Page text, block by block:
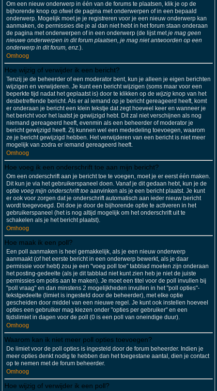
Om een nieuw onderwerp in één van de forums te plaatsen, klik je op de
bijhorende knop op ofwel de pagina met onderwerpen of in een bepaald
onderwerp. Mogelijk moet je je registreren voor je een nieuw onderwerp kan
aanmaken, de permissies die je al dan niet hebt in het forum staan onderaan
de pagina met onderwerpen of in een onderwerp (de lijst metje mag geen
nieuwe onderwerpen in dit forum plaatsen, je mag niet antwoorden op een
onderwerp in dit forum, enz.).
Omhoog
Hoe wijzig of verwijder ik een bericht?
Tenzij je de beheerder of een moderator bent, kun je alleen je eigen berichten
wijzigen en verwijderen. Je kunt een bericht wijzigen (soms maar voor een
beperkte tijd nadat het geplaatst is) door te klikken op de wijzig knop van het
desbetreffende bericht. Als er al iemand op je bericht gereageerd heeft, komt
er onderaan je bericht een klein tekstje dat zegt hoeveel keer en wanneer je
het bericht voor het laatst je gewijzigd hebt. Dit zal niet verschijnen als nog
niemand gereageerd heeft, evenmin als een beheerder of moderator je
bericht gewijzigd heeft. Zij kunnen wel een mededeling toevoegen, waarom
ze je bericht gewijzigd hebben. Het verwijderen van een bericht is niet meer
mogelijk van zodra er iemand gereageerd heeft.
Omhoog
Hoe voeg ik een onderschrift toe aan mijn bericht?
Om een onderschrift aan je bericht toe te voegen, moet je er eerst één maken.
Dit kun je via het gebruikerspaneel doen. Vanaf je dit gedaan hebt, kun je de
optie voeg mijn onderschrift toe aanvinken als je een bericht plaatst. Je kunt
er ook voor zorgen dat je onderschrift automatisch aan ieder nieuw bericht
wordt toegevoegd. Dit doe je door de bijhorende optie te activeren in het
gebruikerspaneel (het is nog altijd mogelijk om het onderschrift uit te
schakelen als je het bericht plaatst).
Omhoog
Hoe maak ik een poll?
Een poll aanmaken is heel gemakkelijk, als je een nieuw onderwerp
aanmaakt (of het eerste bericht in een onderwerp bewerkt, als je daar
permissie voor hebt) zou je een "voeg poll toe" tabblad moeten zijn onderaan
het posting-gedeelte (als je dit tabblad niet kunt zien heb je niet de juiste
permissies om polls aan te maken). Je moet een titel voor de poll invullen bij
"poll vraag" en dan minstens 2 mogelijkheden invullen in het "poll opties"-
tekstgedeelte (limiet is ingesteld door de beheerder), met elke optie
gescheiden door middel van een nieuwe regel. Je kunt ook instellen hoeveel
opties een gebruiker mag kiezen onder "opties per gebruiker" en een
tijdslimiet in dagen voor de poll (0 is een poll van oneindige duur).
Omhoog
Waarom kan ik niet meer poll opties toevoegen?
De limiet voor de poll opties is ingesteld door de forum beheerder. Indien je
meer opties denkt nodig te hebben dan het toegestane aantal, dien je contact
op te nemen met de forum beheerder.
Omhoog
Hoe wijzig of verwijder ik een poll?